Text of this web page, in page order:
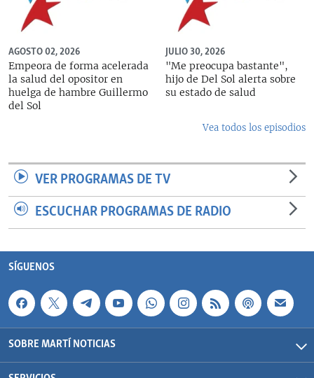
AGOSTO 02, 2026
Empeora de forma acelerada
la salud del opositor en
huelga de hambre Guillermo
del Sol
JULIO 30, 2026
"Me preocupa bastante",
hijo de Del Sol alerta sobre
su estado de salud
Vea todos los episodios
VER PROGRAMAS DE TV
ESCUCHAR PROGRAMAS DE RADIO
SÍGUENOS
SOBRE MARTÍ NOTICIAS